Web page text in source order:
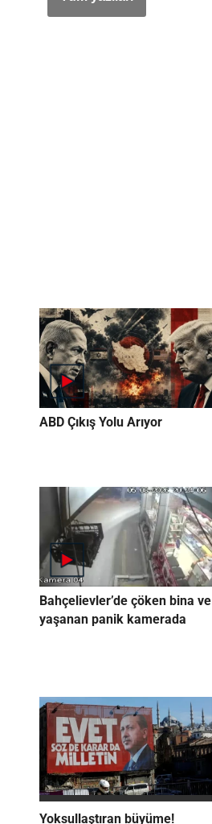
ABD Çıkış Yolu Arıyor
Bahçelievler’de çöken bina ve
yaşanan panik kamerada
Yoksullaştıran büyüme!